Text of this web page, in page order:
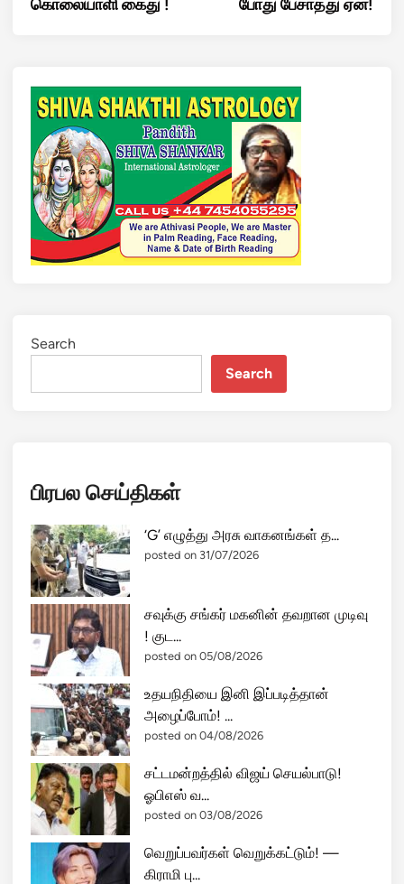
கொலையாளி கைது ! போது பேசாதது ஏன்!
Search
Search
பிரபல செய்திகள்
‘G’ எழுத்து அரசு வாகனங்கள் த...
posted on 31/07/2026
சவுக்கு சங்கர் மகனின் தவறான முடிவு
! குட...
posted on 05/08/2026
உதயநிதியை இனி இப்படித்தான்
அழைப்போம்! ...
posted on 04/08/2026
சட்டமன்றத்தில் விஜய் செயல்பாடு!
ஓபிஎஸ் வ...
posted on 03/08/2026
வெறுப்பவர்கள் வெறுக்கட்டும்! —
கிராமி பு...